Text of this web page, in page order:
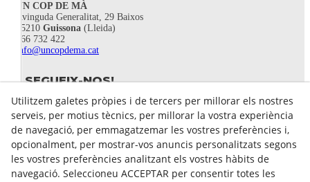
UN COP DE MÀ
Avinguda Generalitat, 29 Baixos
25210 Guissona (Lleida)
666 732 422
info@uncopdema.cat
SEGUEIX-NOS!
Utilitzem galetes pròpies i de tercers per millorar els nostres
serveis, per motius tècnics, per millorar la vostra experiència
de navegació, per emmagatzemar les vostres preferències i,
opcionalment, per mostrar-vos anuncis personalitzats segons
les vostres preferències analitzant els vostres hàbits de
navegació. Seleccioneu ACCEPTAR per consentir totes les